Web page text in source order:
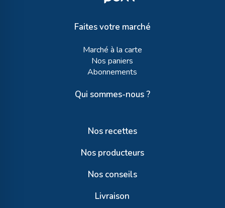
Faites votre marché
Marché à la carte
Nos paniers
Abonnements
Qui sommes-nous ?
Nos recettes
Nos producteurs
Nos conseils
Livraison